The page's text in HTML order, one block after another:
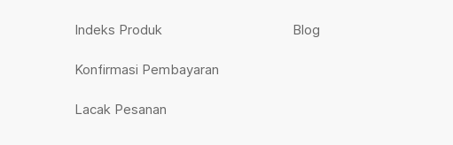
Indeks Produk
Konfirmasi Pembayaran
Lacak Pesanan
Blog